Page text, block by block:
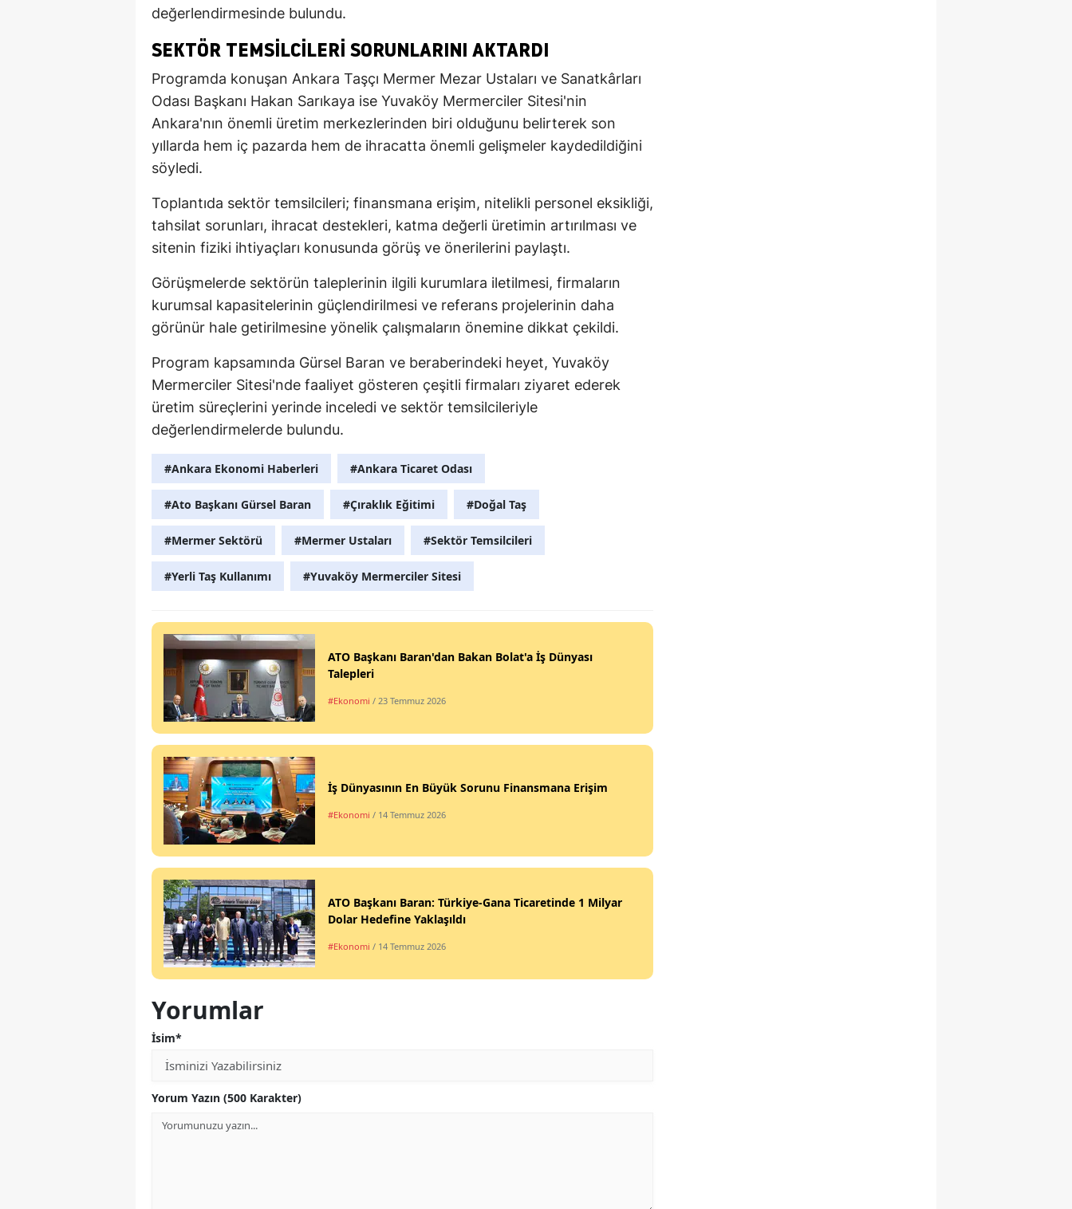
değerlendirmesinde bulundu.
SEKTÖR TEMSILCILERI SORUNLARINI AKTARDI
Programda konuşan Ankara Taşçı Mermer Mezar Ustaları ve Sanatkârları
Odası Başkanı Hakan Sarıkaya ise Yuvaköy Mermerciler Sitesi'nin
Ankara'nın önemli üretim merkezlerinden biri olduğunu belirterek son
yıllarda hem iç pazarda hem de ihracatta önemli gelişmeler kaydedildiğini
söyledi.
Toplantıda sektör temsilcileri; finansmana erişim, nitelikli personel eksikliği,
tahsilat sorunları, ihracat destekleri, katma değerli üretimin artırılması ve
sitenin fiziki ihtiyaçları konusunda görüş ve önerilerini paylaştı.
Görüşmelerde sektörün taleplerinin ilgili kurumlara iletilmesi, firmaların
kurumsal kapasitelerinin güçlendirilmesi ve referans projelerinin daha
görünür hale getirilmesine yönelik çalışmaların önemine dikkat çekildi.
Program kapsamında Gürsel Baran ve beraberindeki heyet, Yuvaköy
Mermerciler Sitesi'nde faaliyet gösteren çeşitli firmaları ziyaret ederek
üretim süreçlerini yerinde inceledi ve sektör temsilcileriyle
değerlendirmelerde bulundu.
#Ankara Ekonomi Haberleri #Ankara Ticaret Odası
#Ato Başkanı Gürsel Baran #Çıraklık Eğitimi #Doğal Taş
#Mermer Sektörü #Mermer Ustaları #Sektör Temsilcileri
#Yerli Taş Kullanımı #Yuvaköy Mermerciler Sitesi
ATO Başkanı Baran'dan Bakan Bolat'a İş Dünyası
Talepleri
#Ekonomi / 23 Temmuz 2026
İş Dünyasının En Büyük Sorunu Finansmana Erişim
#Ekonomi / 14 Temmuz 2026
ATO Başkanı Baran: Türkiye-Gana Ticaretinde 1 Milyar
Dolar Hedefine Yaklaşıldı
#Ekonomi / 14 Temmuz 2026
Yorumlar
İsim*
Yorum Yazın (500 Karakter)